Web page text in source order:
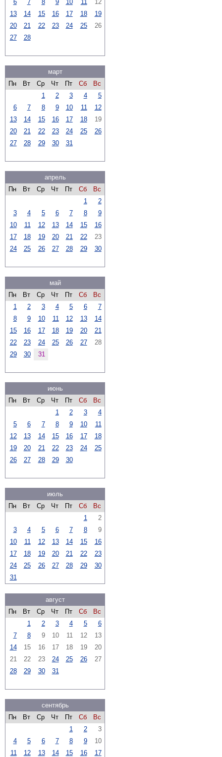
6 7 8 9 10 11
12
13
14 15 16 17 18
19
20
21 22 23 24 25
26
27
28
март
Пн
Вт Ср Чт Пт Сб
Вс
1
2 3 4
5
6
7 8 9 10 11
12
13
14 15 16 17 18
19
20
21 22 23 24 25
26
27
28 29 30 31
апрель
Пн
Вт Ср Чт Пт Сб
Вс
1
2
3
4 5 6 7 8
9
10
11 12 13 14 15
16
17
18 19 20 21 22
23
24
25 26 27 28 29 30
май
Пн
Вт Ср Чт Пт Сб
Вс
1
2 3 4 5 6
7
8
9 10 11 12 13
14
15
16 17 18 19 20
21
22
23 24 25 26 27
28
29
30 31
июнь
Пн
Вт Ср Чт Пт Сб
Вс
1
2 3
4
5
6 7 8 9 10
11
12
13 14 15 16 17
18
19
20 21 22 23 24
25
26
27 28 29 30
июль
Пн
Вт Ср Чт Пт Сб
Вс
1
2
3
4 5 6 7 8
9
10
11 12 13 14 15
16
17
18 19 20 21 22
23
24
25 26 27 28 29
30
31
август
Пн
Вт Ср Чт Пт Сб
Вс
1
2 3 4 5
6
7
8 9 10 11 12
13
14
15 16 17 18 19
20
21
22 23 24 25 26
27
28
29 30 31
сентябрь
Пн
Вт Ср Чт Пт Сб
Вс
1
2
3
4
5 6 7 8 9
10
11
12 13 14 15 16
17